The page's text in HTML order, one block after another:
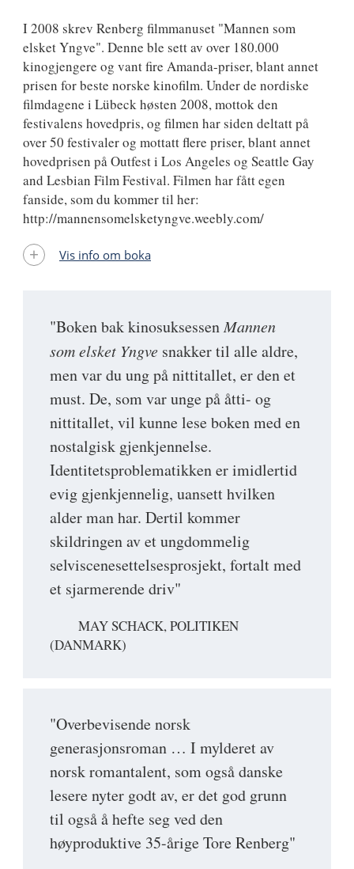
"Boken bak kinosuksessenMannen
som elsket Yngve snakker til alle aldre,
men var du ung på nittitallet, er den et
must. De, som var unge på åtti- og
nittitallet, vil kunne lese boken med en
nostalgisk gjenkjennelse.
Identitetsproblematikken er imidlertid
evig gjenkjennelig, uansett hvilken
alder man har. Dertil kommer
skildringen av et ungdommelig
selviscenesettelsesprosjekt, fortalt med
et sjarmerende driv"
MAY SCHACK, POLITIKEN
(DANMARK)
"Overbevisende norsk
generasjonsroman … I mylderet av
norsk romantalent, som også danske
lesere nyter godt av, er det god grunn
til også å hefte seg ved den
høyproduktive 35-årige Tore Renberg"
I 2008 skrev Renberg filmmanuset "Mannen som
elsket Yngve". Denne ble sett av over 180.000
kinogjengere og vant fire Amanda-priser, blant annet
prisen for beste norske kinofilm. Under de nordiske
filmdagene i Lübeck høsten 2008, mottok den
festivalens hovedpris, og filmen har siden deltatt på
over 50 festivaler og mottatt flere priser, blant annet
hovedprisen på Outfest i Los Angeles og Seattle Gay
and Lesbian Film Festival. Filmen har fått egen
fanside, som du kommer til her:
http://mannensomelsketyngve.weebly.com/
Vis info om boka